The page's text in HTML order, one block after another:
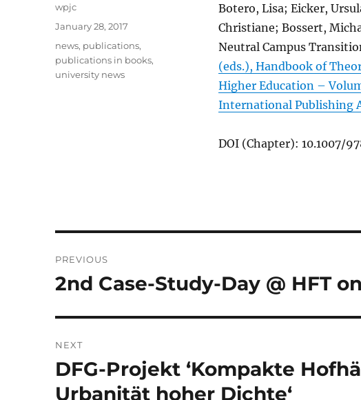
Botero, Lisa; Eicker,
Christiane; Bossert,
Neutral Campus
(eds.), Handbook of
Higher Education –
International Publishing
DOI (Chapter): 10.1007/
Author
wpjc
Posted
January 28, 2017
Categories
news, publications,
publications in books,
university news
navigation
PREVIOUS
Previous
2nd Case-Study-Day @ HFT
NEXT
Next
post:
DFG-Projekt ‘Kompakte
Urbanität hoher Dichte‘